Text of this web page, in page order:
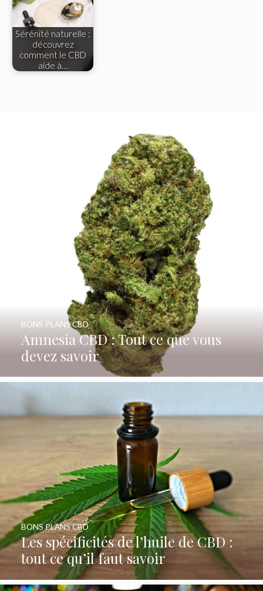
Sérénité naturelle :
découvrez
comment le CBD
aide à…
Amnesia CBD : Tout ce que vous
devez savoir
BONS PLANS CBD
Les spécificités de l’huile de CBD :
tout ce qu’il faut savoir
BONS PLANS CBD